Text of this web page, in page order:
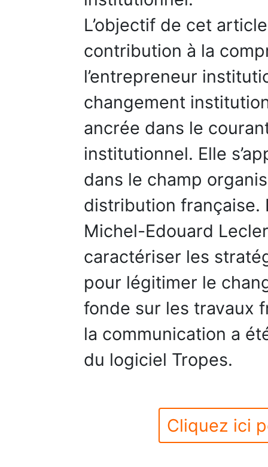
L’objectif de cet
contribution à la
l’entrepreneur
changement
ancrée dans le
institutionnel. Elle
dans le champ
distribution française.
Michel-Edouard
caractériser les
pour légitimer le
fonde sur les travaux
la communication a
du logiciel Tropes.
Cliquez ici